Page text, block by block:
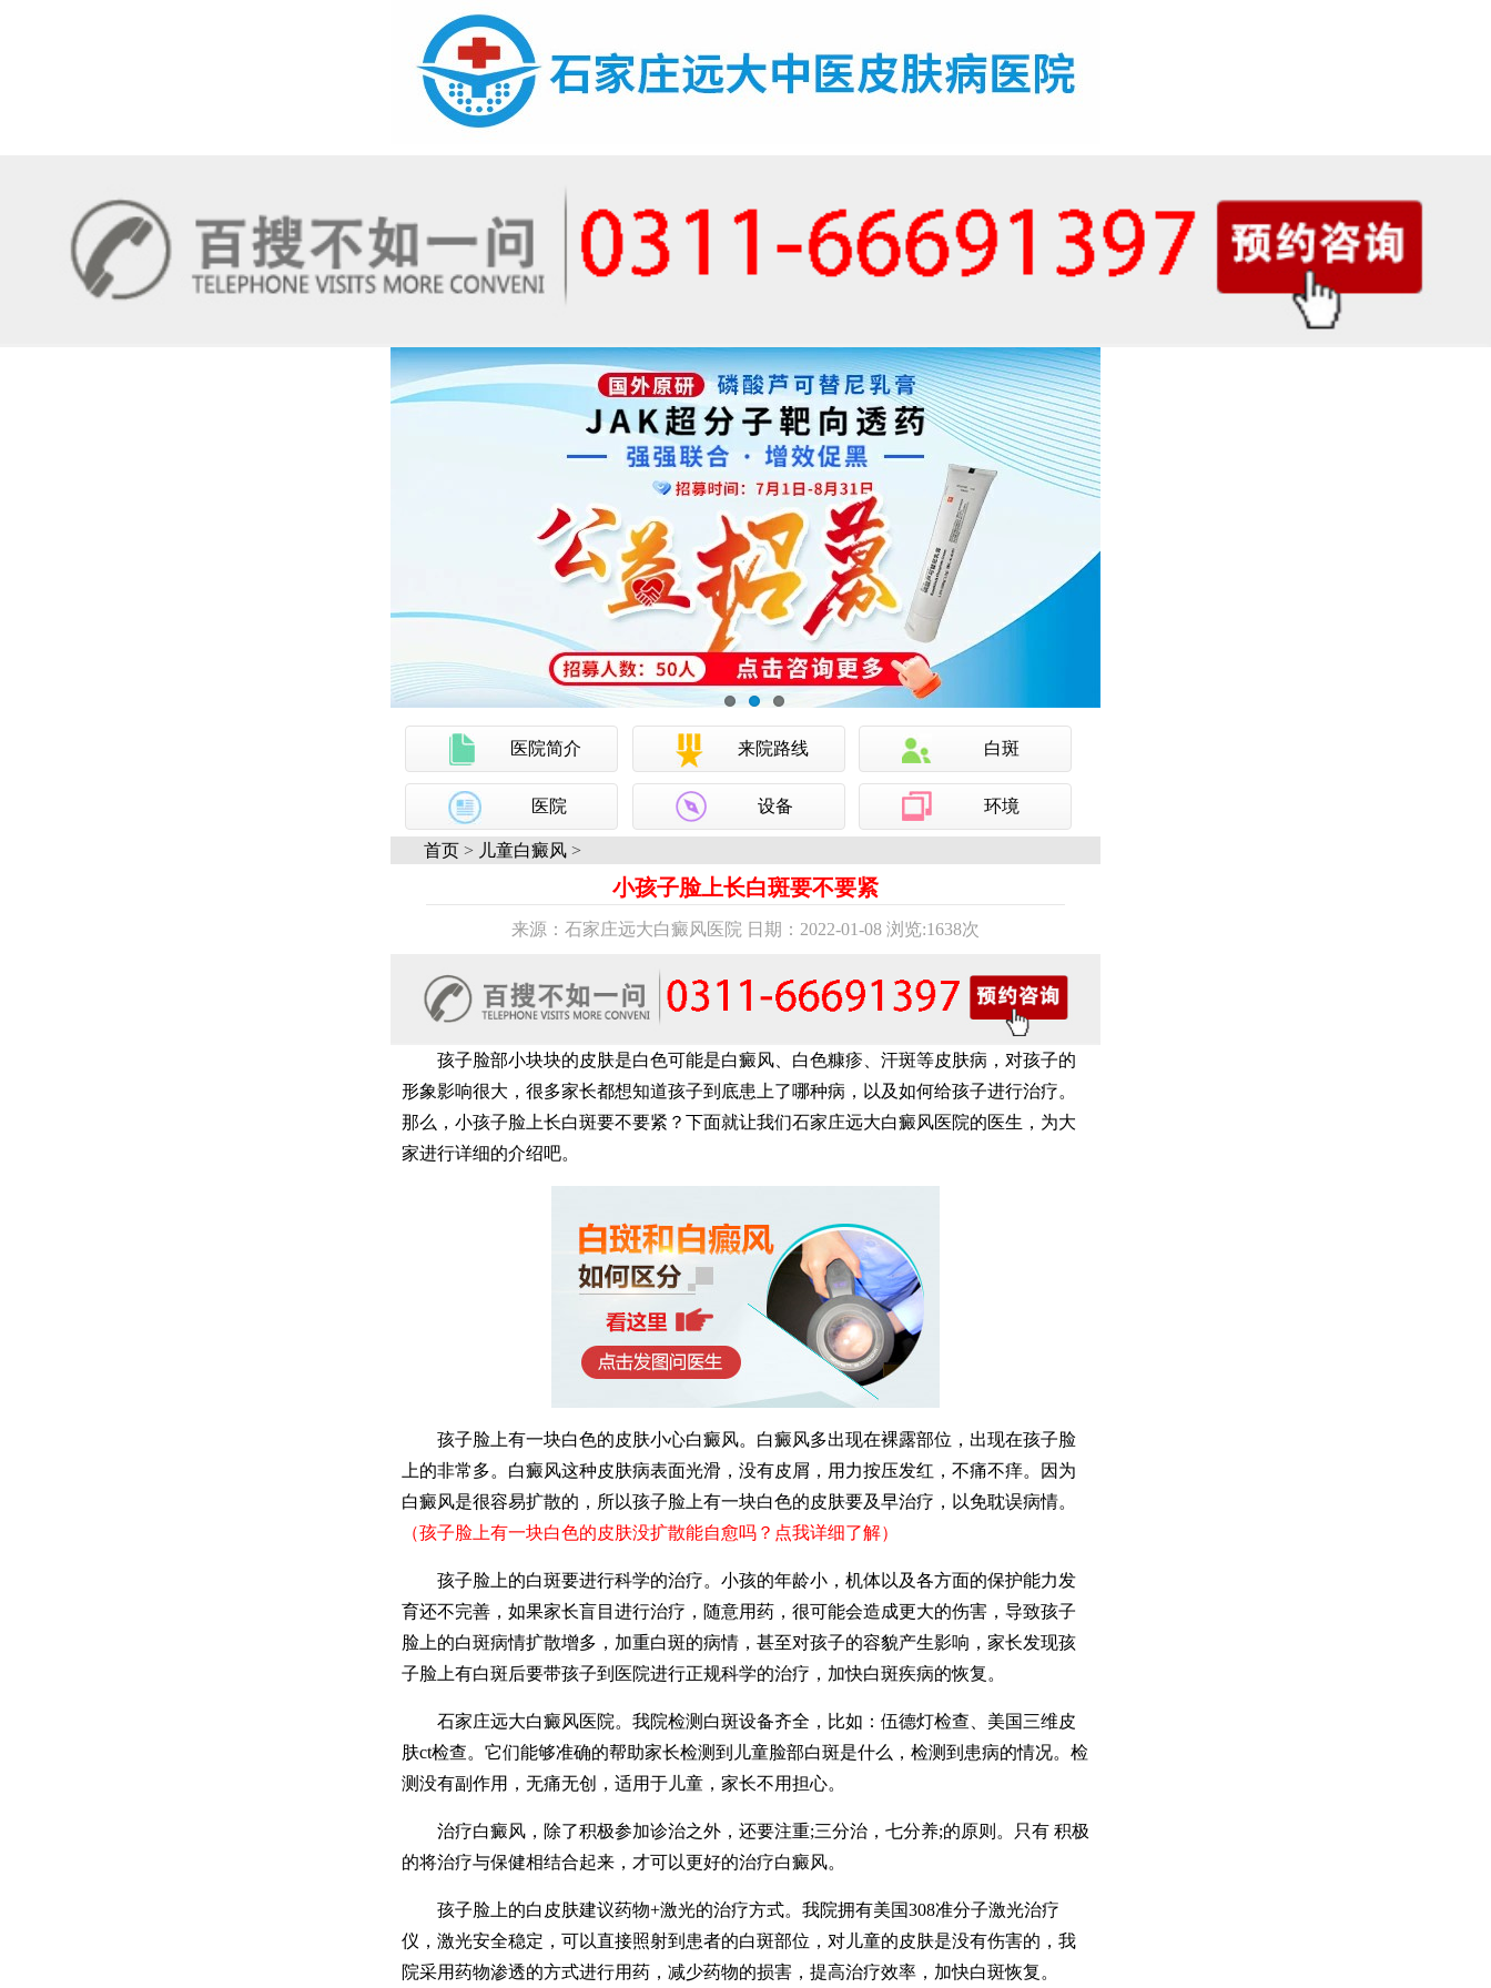
医院简介 来院路线 白斑
医院 设备 环境
首页 > 儿童白癜风 >
小孩子脸上长白斑要不要紧
来源：石家庄远大白癜风医院 日期：2022-01-08 浏览:1638次
孩子脸部小块块的皮肤是白色可能是白癜风、白色糠疹、汗斑等皮肤病，对孩子的
形象影响很大，很多家长都想知道孩子到底患上了哪种病，以及如何给孩子进行治疗。
那么，小孩子脸上长白斑要不要紧？下面就让我们石家庄远大白癜风医院的医生，为大
家进行详细的介绍吧。
孩子脸上有一块白色的皮肤小心白癜风。白癜风多出现在裸露部位，出现在孩子脸
上的非常多。白癜风这种皮肤病表面光滑，没有皮屑，用力按压发红，不痛不痒。因为
白癜风是很容易扩散的，所以孩子脸上有一块白色的皮肤要及早治疗，以免耽误病情。
（孩子脸上有一块白色的皮肤没扩散能自愈吗？点我详细了解）
孩子脸上的白斑要进行科学的治疗。小孩的年龄小，机体以及各方面的保护能力发
育还不完善，如果家长盲目进行治疗，随意用药，很可能会造成更大的伤害，导致孩子
脸上的白斑病情扩散增多，加重白斑的病情，甚至对孩子的容貌产生影响，家长发现孩
子脸上有白斑后要带孩子到医院进行正规科学的治疗，加快白斑疾病的恢复。
石家庄远大白癜风医院。我院检测白斑设备齐全，比如：伍德灯检查、美国三维皮
肤ct检查。它们能够准确的帮助家长检测到儿童脸部白斑是什么，检测到患病的情况。检
测没有副作用，无痛无创，适用于儿童，家长不用担心。
治疗白癜风，除了积极参加诊治之外，还要注重;三分治，七分养;的原则。只有 积极
的将治疗与保健相结合起来，才可以更好的治疗白癜风。
孩子脸上的白皮肤建议药物+激光的治疗方式。我院拥有美国308准分子激光治疗
仪，激光安全稳定，可以直接照射到患者的白斑部位，对儿童的皮肤是没有伤害的，我
院采用药物渗透的方式进行用药，减少药物的损害，提高治疗效率，加快白斑恢复。